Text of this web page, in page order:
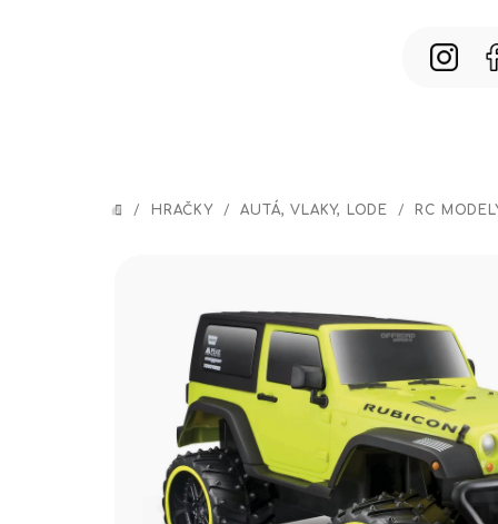
DOMOV
/ HRAČKY / AUTÁ, VLAKY, LODE / RC